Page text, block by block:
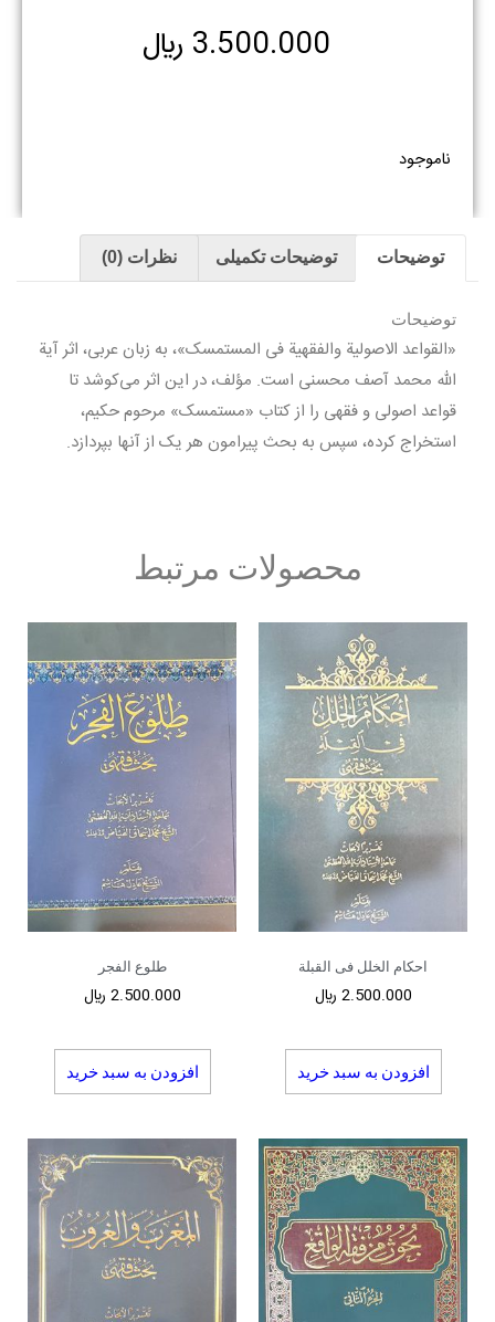
3.500.000 ﷼
ناموجود
توضیحات توضیحات تکمیلی نظرات (0)
توضیحات
«القواعد الاصولیة والفقهیة فی المستمسک»، به زبان عربی، اثر آیة
الله محمد آصف محسنی است. مؤلف، در این اثر می‌کوشد تا
قواعد اصولی و فقهی را از کتاب «مستمسک» مرحوم حکیم،
استخراج کرده، سپس به بحث پیرامون هر یک از آنها بپردازد.
محصولات مرتبط
احکام الخلل فی القبلة
2.500.000 ﷼
افزودن به سبد خرید
طلوع الفجر
2.500.000 ﷼
افزودن به سبد خرید